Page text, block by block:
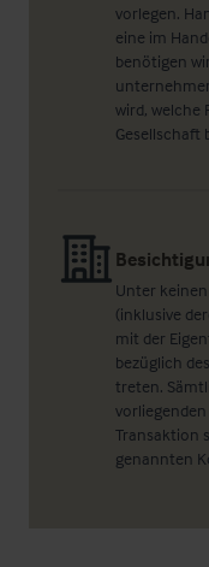
vorlegen.
eine im
benötigen
wird, welche
Gesellschaft
Unter
(inklusive
mit der
bezüglich
treten.
Transaktion
genannten